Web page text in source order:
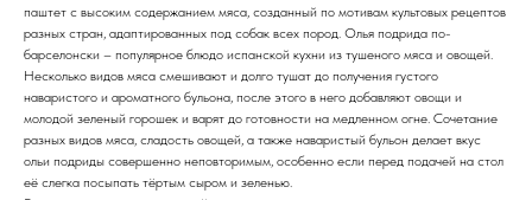
паштет с высоким содержанием мяса, созданный по мотивам культовых рецептов
разных стран, адаптированных под собак всех пород. Олья подрида по-
барселонски – популярное блюдо испанской кухни из тушеного мяса и овощей.
Несколько видов мяса смешивают и долго тушат до получения густого
наваристого и ароматного бульона, после этого в него добавляют овощи и
молодой зеленый горошек и варят до готовности на медленном огне. Сочетание
разных видов мяса, сладость овощей, а также наваристый бульон делает вкус
ольи подриды совершенно неповторимым, особенно если перед подачей на стол
её слегка посыпать тёртым сыром и зеленью.